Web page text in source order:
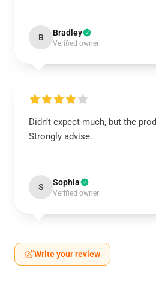
B Bradley
Verified owner
Didn’t expect much, but the
Strongly advise.
S Sophia
Verified owner
Write your review